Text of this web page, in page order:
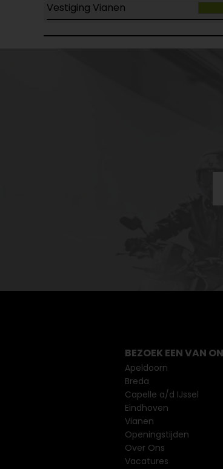
Vestiging Vianen
BEZOEK EEN VAN
Apeldoorn
Breda
Capelle a/d IJssel
Eindhoven
Vianen
Openingstijden
Over Ons
Vacatures